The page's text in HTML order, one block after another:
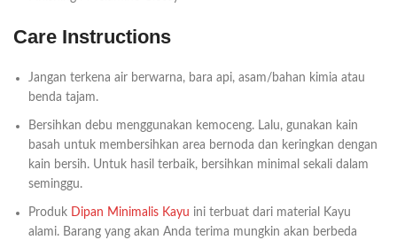
Care Instructions
Jangan terkena air berwarna, bara api, asam/bahan kimia atau
benda tajam.
Bersihkan debu menggunakan kemoceng. Lalu, gunakan kain
basah untuk membersihkan area bernoda dan keringkan dengan
kain bersih. Untuk hasil terbaik, bersihkan minimal sekali dalam
seminggu.
Produk Dipan Minimalis Kayu ini terbuat dari material Kayu
alami. Barang yang akan Anda terima mungkin akan berbeda